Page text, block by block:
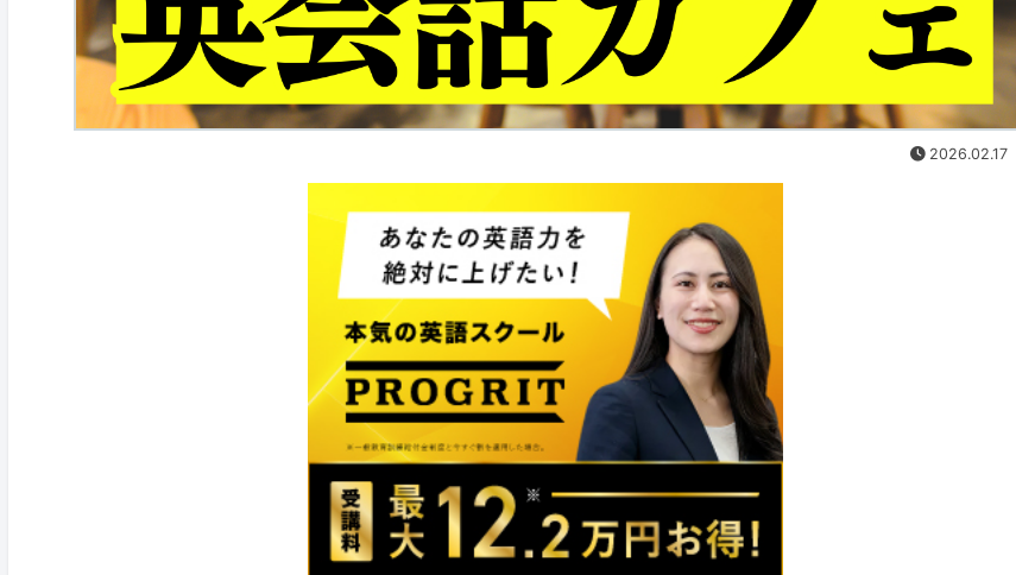
2026.02.17